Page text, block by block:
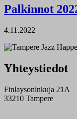
Palkinnot
4.11.2022
Yhteystiedot
Finlaysoninkuja 21A
33210 Tampere